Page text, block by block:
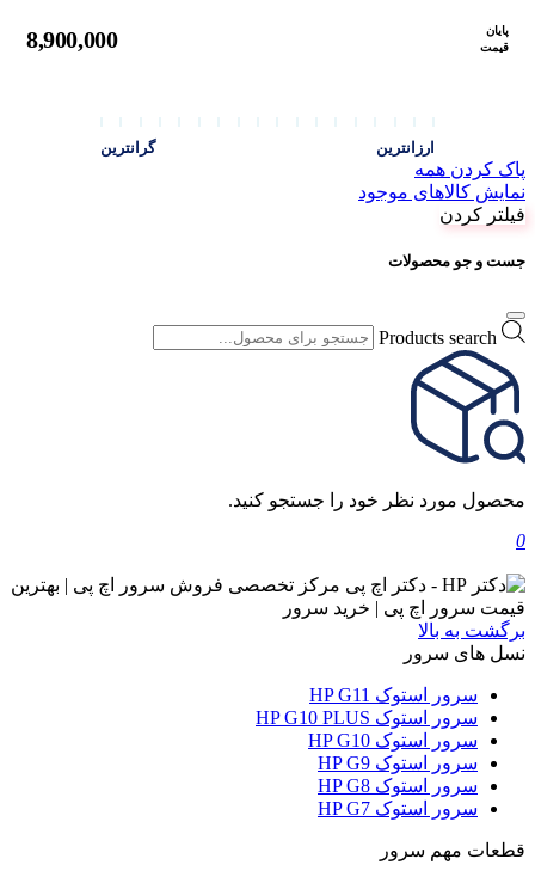
پایان
قیمت
8,900,000
ارزانترین گرانترین
پاک کردن همه
نمایش کالاهای موجود
فیلتر کردن
جست و جو محصولات
Products search
محصول مورد نظر خود را جستجو کنید.
0
برگشت به بالا
نسل های سرور
سرور استوک HP G11
سرور استوک HP G10 PLUS
سرور استوک HP G10
سرور استوک HP G9
سرور استوک HP G8
سرور استوک HP G7
قطعات مهم سرور